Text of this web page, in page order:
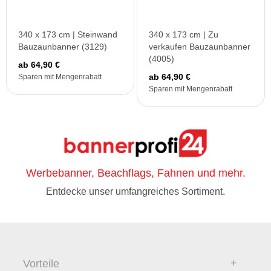
340 x 173 cm | Steinwand
Bauzaunbanner (3129)
ab 64,90 €
Sparen mit Mengenrabatt
340 x 173 cm | Zu
verkaufen Bauzaunbanner
(4005)
ab 64,90 €
Sparen mit Mengenrabatt
Werbebanner, Beachflags, Fahnen und mehr.
Entdecke unser umfangreiches Sortiment.
Vorteile